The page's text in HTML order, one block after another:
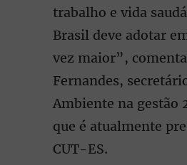
trabalho e vida
Brasil deve adotar
vez maior”,
Fernandes,
Ambiente na gestão
que é atualmente
CUT-ES.